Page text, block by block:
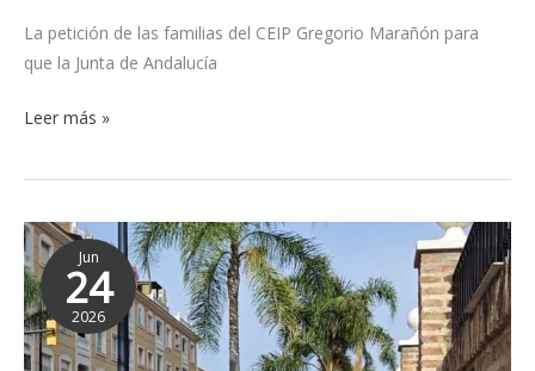
La petición de las familias del CEIP Gregorio Marañón para
que la Junta de Andalucía
La
Cala
Leer más »
Jun
24
2026
EL
PSOE
EXIGE
UNA
RED